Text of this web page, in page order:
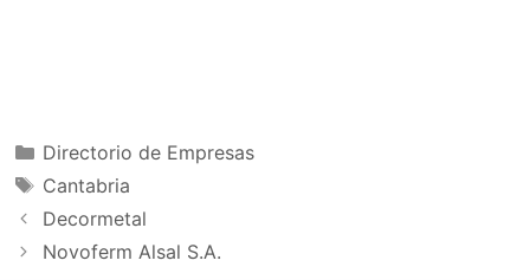
Categorías
Directorio de Empresas
Etiquetas
Cantabria
Decormetal
Novoferm Alsal S.A.